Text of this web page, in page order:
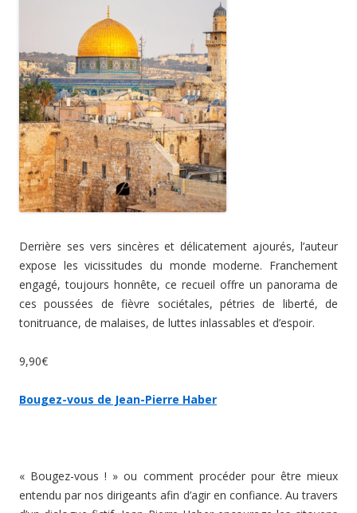
Derrière ses vers sincères et délicatement ajourés, l’auteur
expose les vicissitudes du monde moderne. Franchement
engagé, toujours honnête, ce recueil offre un panorama de
ces poussées de fièvre sociétales, pétries de liberté, de
tonitruance, de malaises, de luttes inlassables et d’espoir.
9,90€
Bougez-vous de Jean-Pierre Haber
« Bougez-vous ! » ou comment procéder pour être mieux
entendu par nos dirigeants afin d’agir en confiance. Au travers